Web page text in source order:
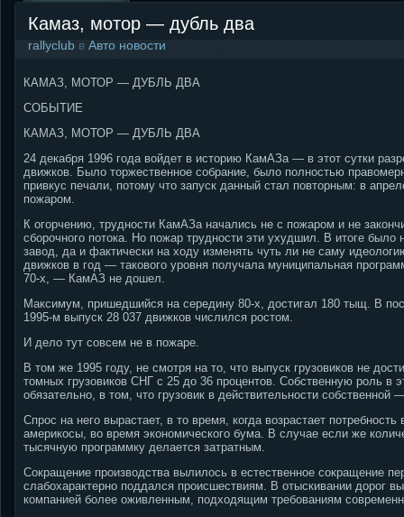
Камаз, мотор — дубль два
rallyclub в Авто новости
КАМАЗ, МОТОР — ДУБЛЬ ДВА
СОБЫТИЕ
КАМАЗ, МОТОР — ДУБЛЬ ДВА
24 декабря 1996 года войдет в историю КамАЗа — в этот сутки
движков. Было торжественное собрание, было полностью
привкус печали, потому что запуск данный стал повторным: в
пожаром.
К огорчению, трудности КамАЗа начались не с пожаром и не
сборочного потока. Но пожар трудности эти ухудшил. В итоге было
завод, да и фактически на ходу изменять чуть ли не саму
движков в год — такового уровня получала муниципальная
70-х, — КамАЗ не дошел.
Максимум, пришедшийся на середину 80-х, достигал 180 тыщ. В
1995-м выпуск 28 037 движков числился ростом.
И дело тут совсем не в пожаре.
В том же 1995 году, не смотря на то, что выпуск грузовиков не
томных грузовиков СНГ с 25 до 36 процентов. Собственную роль в
обязательно, в том, что грузовик в действительности
Спрос на него вырастает, в то время, когда возрастает
америкосы, во время экономического бума. В случае если же
тысячную программку делается затратным.
Сокращение производства вылилось в естественное
слабохарактерно поддался происшествиям. В отыскивании дорог
компанией более оживленным, подходящим требованиям